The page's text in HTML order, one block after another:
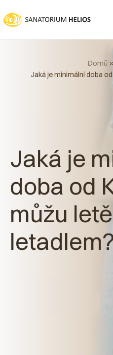
na
obsah
Jaká je
doba od
můžu
Domů
Jaká je minimální doba